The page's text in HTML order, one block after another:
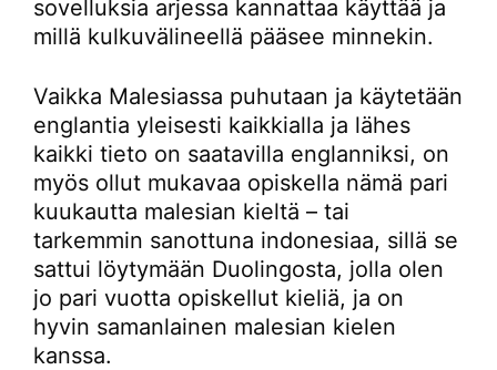
sovelluksia arjessa kannattaa käyttää ja
millä kulkuvälineellä pääsee minnekin.
Vaikka Malesiassa puhutaan ja käytetään
englantia yleisesti kaikkialla ja lähes
kaikki tieto on saatavilla englanniksi, on
myös ollut mukavaa opiskella nämä pari
kuukautta malesian kieltä – tai
tarkemmin sanottuna indonesiaa, sillä se
sattui löytymään Duolingosta, jolla olen
jo pari vuotta opiskellut kieliä, ja on
hyvin samanlainen malesian kielen
kanssa.